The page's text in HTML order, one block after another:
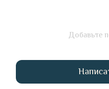
Добавьте